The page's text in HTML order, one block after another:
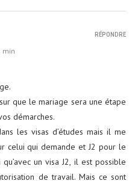
min
que le mariage sera une étape
démarches.
les visas d’études mais il me
celui qui demande et J2 pour le
un visa J2, il est possible
de travail. Mais ce sont
RÉPONDRE